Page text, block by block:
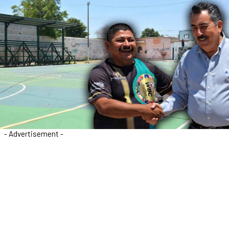
- Advertisement -